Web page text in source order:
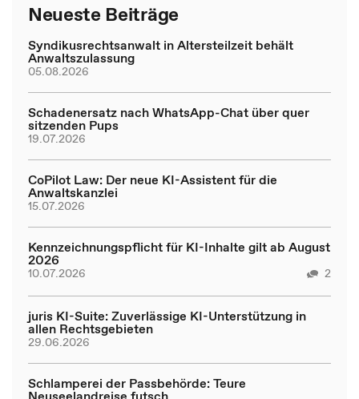
Neueste Beiträge
Syndikusrechtsanwalt in Altersteilzeit behält
Anwaltszulassung
05.08.2026
Schadenersatz nach WhatsApp-Chat über quer
sitzenden Pups
19.07.2026
CoPilot Law: Der neue KI-Assistent für die
Anwaltskanzlei
15.07.2026
Kennzeichnungspflicht für KI-Inhalte gilt ab August
2026
10.07.2026 2
juris KI-Suite: Zuverlässige KI-Unterstützung in
allen Rechtsgebieten
29.06.2026
Schlamperei der Passbehörde: Teure